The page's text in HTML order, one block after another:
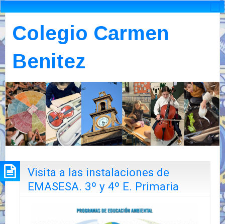
Colegio Carmen
Benitez
Visita a las instalaciones de
EMASESA. 3º y 4º E. Primaria